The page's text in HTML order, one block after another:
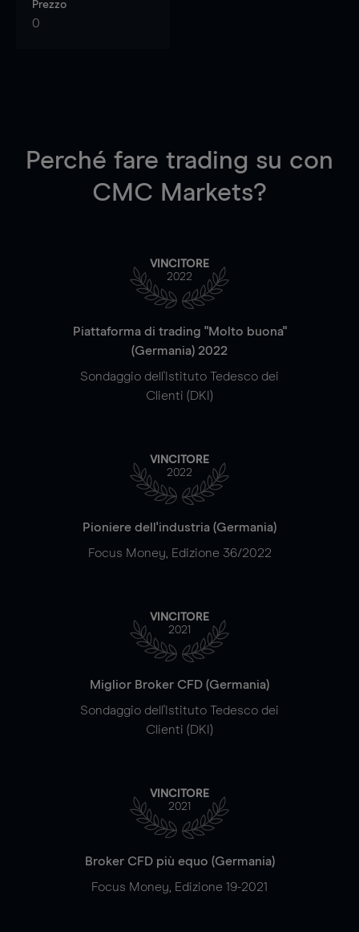
Prezzo
0
Perché fare trading su con
CMC Markets?
VINCITORE
2022
Piattaforma di trading "Molto buona"
(Germania) 2022
Sondaggio dell'Istituto Tedesco dei
Clienti (DKI)
VINCITORE
2022
Pioniere dell'industria (Germania)
Focus Money, Edizione 36/2022
VINCITORE
2021
Miglior Broker CFD (Germania)
Sondaggio dell'Istituto Tedesco dei
Clienti (DKI)
VINCITORE
2021
Broker CFD più equo (Germania)
Focus Money, Edizione 19-2021